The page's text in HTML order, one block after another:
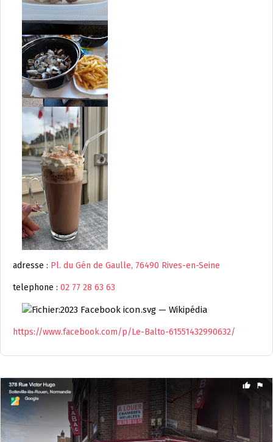
adresse : Pl. du Gén de Gaulle, 76490 Rives-en-Seine
telephone : 02 77 28 63 63
https://www.facebook.com/p/Le-Balto-61551432990632/